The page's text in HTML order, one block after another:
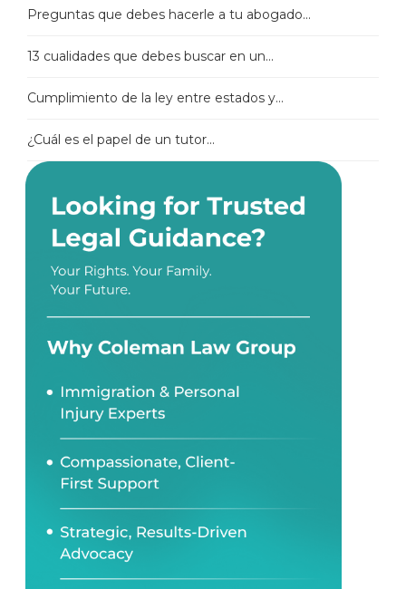
Preguntas que debes hacerle a tu abogado...
13 cualidades que debes buscar en un...
Cumplimiento de la ley entre estados y...
¿Cuál es el papel de un tutor...